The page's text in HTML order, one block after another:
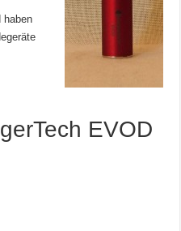
haben
EVOD